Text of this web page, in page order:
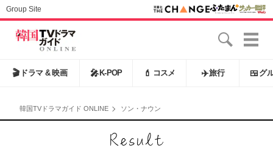
Group Site
🎬 ドラマ & 映画 🎤 K-POP 💄 コスメ ✈️旅行 🍱 グ
韓国TVドラマガイド ONLINE ソン・ナウン